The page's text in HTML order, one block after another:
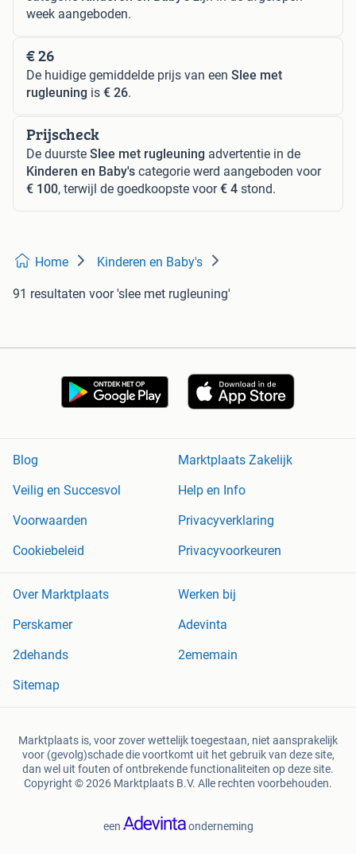
week aangeboden.
€ 26
De huidige gemiddelde prijs van een Slee met
rugleuning is € 26.
Prijscheck
De duurste Slee met rugleuning advertentie in de
Kinderen en Baby's categorie werd aangeboden voor
€ 100, terwijl de goedkoopste voor€ 4 stond.
Home Kinderen en Baby's
91 resultaten voor 'slee met rugleuning'
Blog
Marktplaats Zakelijk
Veilig en Succesvol
Help en Info
Voorwaarden
Privacyverklaring
Cookiebeleid
Privacyvoorkeuren
Over Marktplaats
Werken bij
Perskamer
Adevinta
2dehands
2ememain
Sitemap
Marktplaats is, voor zover wettelijk toegestaan, niet aansprakelijk
voor (gevolg)schade die voortkomt uit het gebruik van deze site,
dan wel uit fouten of ontbrekende functionaliteiten op deze site.
Copyright © 2026 Marktplaats B.V. Alle rechten voorbehouden.
een onderneming